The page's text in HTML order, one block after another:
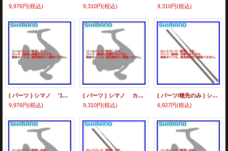
9,976円(税込)
9,310円(税込)
9,310円(税込)
( パーツ ) シマノ '12 ヴァンキッシュ C2500HGS スプール組 *105 12VQC2500HGS *6
9,976円(税込)
( パーツ ) シマノ カシータスMGL 101HG *105 スプール組 16CASMGL100 SPL ASSY
9,310円(税込)
( パーツ/穂先のみ ) シマノ 香鱗 ZP 急瀬 85-90ZP 替穂 *6
6,927円(税込)